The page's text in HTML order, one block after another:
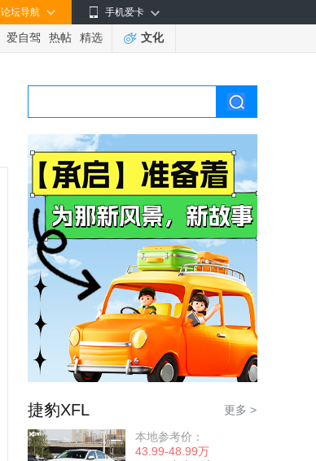
手机爱卡
论坛导航
爱自驾 热帖 精选 文化
捷豹XFL 更多 >
本地参考价：
43.99-48.99万